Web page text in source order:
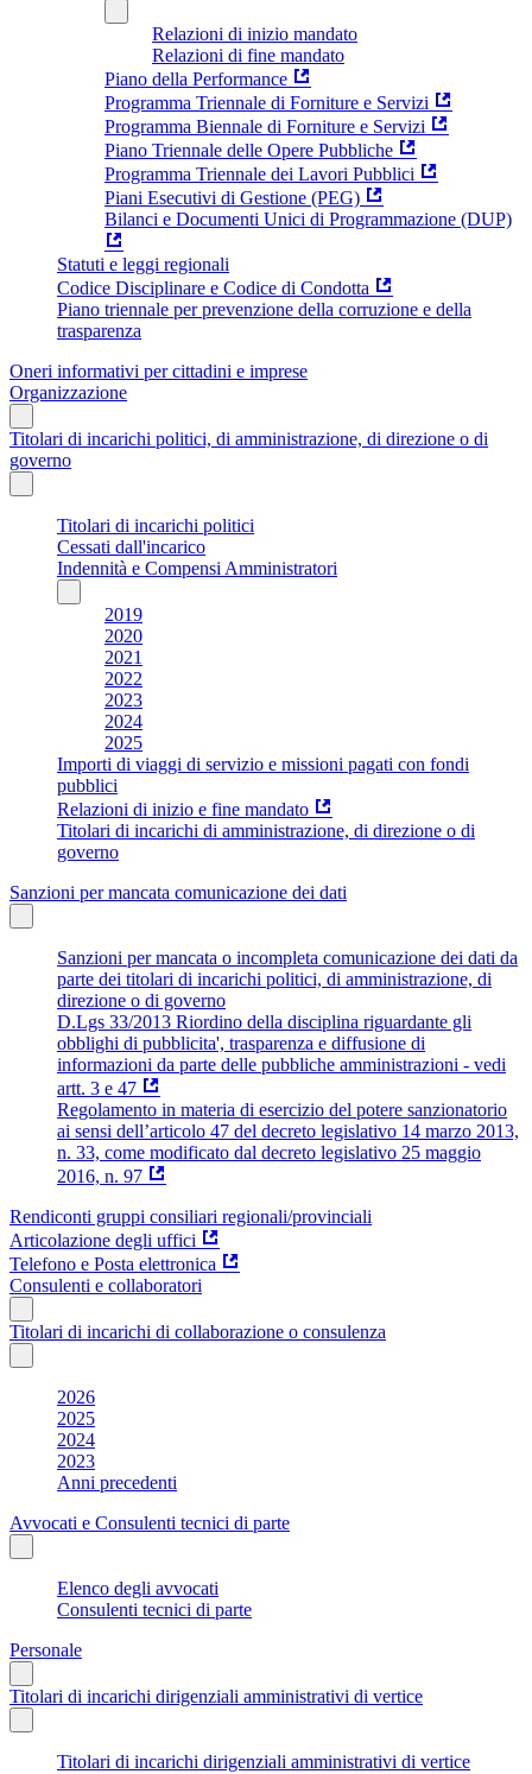
Relazioni di inizio mandato
Relazioni di fine mandato
Piano della Performance
Programma Triennale di Forniture e Servizi
Programma Biennale di Forniture e Servizi
Piano Triennale delle Opere Pubbliche
Programma Triennale dei Lavori Pubblici
Piani Esecutivi di Gestione (PEG)
Bilanci e Documenti Unici di Programmazione (DUP)
Statuti e leggi regionali
Codice Disciplinare e Codice di Condotta
Piano triennale per prevenzione della corruzione e della
trasparenza
Oneri informativi per cittadini e imprese
Organizzazione
Titolari di incarichi politici, di amministrazione, di direzione o di
governo
Titolari di incarichi politici
Cessati dall'incarico
Indennità e Compensi Amministratori
2019
2020
2021
2022
2023
2024
2025
Importi di viaggi di servizio e missioni pagati con fondi
pubblici
Relazioni di inizio e fine mandato
Titolari di incarichi di amministrazione, di direzione o di
governo
Sanzioni per mancata comunicazione dei dati
Sanzioni per mancata o incompleta comunicazione dei dati da
parte dei titolari di incarichi politici, di amministrazione, di
direzione o di governo
D.Lgs 33/2013 Riordino della disciplina riguardante gli
obblighi di pubblicita', trasparenza e diffusione di
informazioni da parte delle pubbliche amministrazioni - vedi
artt. 3 e 47
Regolamento in materia di esercizio del potere sanzionatorio
ai sensi dell’articolo 47 del decreto legislativo 14 marzo 2013,
n. 33, come modificato dal decreto legislativo 25 maggio
2016, n. 97
Rendiconti gruppi consiliari regionali/provinciali
Articolazione degli uffici
Telefono e Posta elettronica
Consulenti e collaboratori
Titolari di incarichi di collaborazione o consulenza
2026
2025
2024
2023
Anni precedenti
Avvocati e Consulenti tecnici di parte
Elenco degli avvocati
Consulenti tecnici di parte
Personale
Titolari di incarichi dirigenziali amministrativi di vertice
Titolari di incarichi dirigenziali amministrativi di vertice